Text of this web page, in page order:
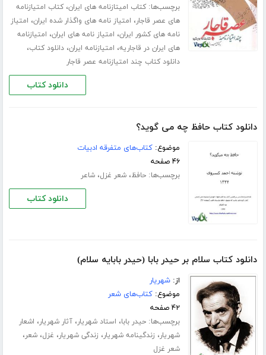
برچسب‌ها:کتاب امیتازنامه های ایران،کتاب امتیازنامه
های عصر قاجار، امتیاز نامه های واگذار شده ایران، امتیاز
نامه های کشور ایران، امتیاز نامه های ایران، امتیازنامه
های ایران در قاجاریه، امتیازنامه ایران،دانلود کتاب،
دانلود کتاب چند امتیازنامه عصر قاجار
دانلود کتاب
دانلود کتاب حافظ چه می گوید؟
موضوع:کتاب‌های متفرقه ادبیات
۴۶ صفحه
برچسب‌ها:حافظ،شعر غزل،شاعر
دانلود کتاب
دانلود کتاب سلام بر حیدر بابا (حیدر بابایه سلام)
از:شهریار
موضوع:کتاب‌های شعر
۴۲ صفحه
برچسب‌ها:حیدر بابا، استاد شهریار،آثار شهریار، اشعار
شهریار، زندگینامه شهریار، زندگی شهریار، غزل،شعر،
شعر غزل